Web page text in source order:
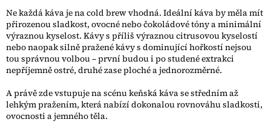
Ne každá káva je na cold brew vhodná. Ideální káva by měla mít
přirozenou sladkost, ovocné nebo čokoládové tóny a minimální
výraznou kyselost. Kávy s příliš výraznou citrusovou kyselostí
nebo naopak silně pražené kávy s dominující hořkostí nejsou
tou správnou volbou – první budou i po studené extrakci
nepříjemně ostré, druhé zase ploché a jednorozměrné.
A právě zde vstupuje na scénu keňská káva se středním až
lehkým pražením, která nabízí dokonalou rovnováhu sladkosti,
ovocnosti a jemného těla.